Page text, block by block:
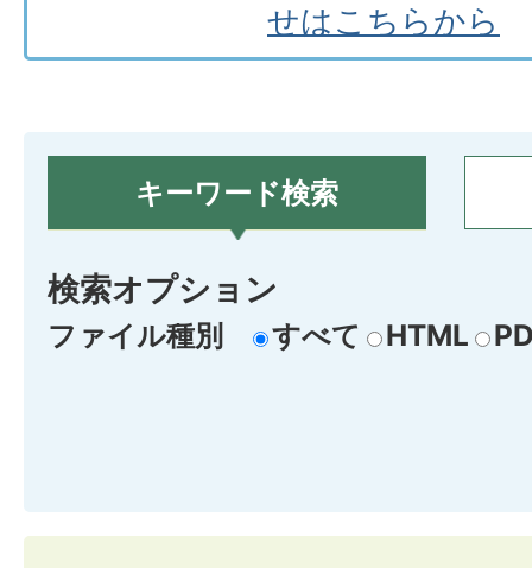
せはこちらから
キーワード検索
検索オプション
ファイル種別 すべて HTML